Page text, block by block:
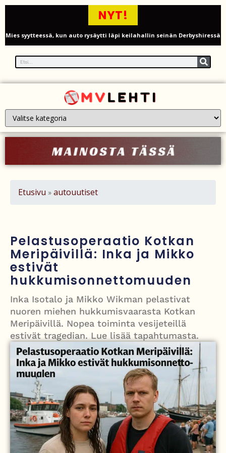
NYT!
Mies syytteessä, kun auto rysäytti läpi keilahallin seinän Derbyshiressä
New Yorkin NBA-mestaruusjuhlat riistäytyivät käsistä – teini ammuttiin
ja busseja sytytettiin tuleen Manhattanilla
Kimi ja Minttu Räikkönen juhlivat 10-vuotishääpäiväänsä – näin F1-
Nigel Farage vaatii ulkomaalaisten sulkemista pois sosiaalisesta
Justin Trudeau puolustautuu kritiikiltä – valitsi Katy Perryn
Turistijuna kaatui Cártaman tapasjuhlilla – 17 loukkaantui Espanjassa
Työläistaustainen kansanedustaja avaa 30-vuotisen taistelunsa
PT Vatanen antoi porttikiellon Juhana Tegelbergille – tiukka
välienselvittely PTV Gymillä tallentui videolle
Etusivu » autouutiset
Pelastusoperaatio Kotkan
Meripäivillä: Inka ja Mikko
estivät
hukkumisonnettomuuden
Inka Isotalo ja Mikko Wikman pelastivat
nuoren miehen hukkumisvaarasta Kotkan
Meripäivillä. Nopea toiminta vesijeteillä
estivät tragedian. Lue lisää tapahtumasta.